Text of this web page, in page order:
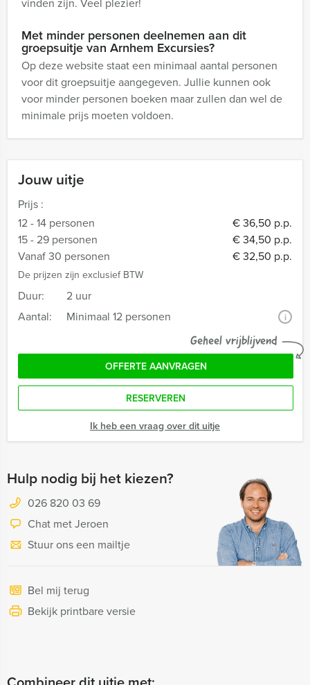
Jouw uitje
Prijs :
12 - 14 personen
€ 36,50 p.p.
15 - 29 personen
€ 34,50 p.p.
Vanaf 30 personen
€ 32,50 p.p.
De prijzen zijn exclusief BTW
Duur:
2 uur
Aantal:
Minimaal 12 personen i
Geheel vrijblijvend
OFFERTE AANVRAGEN
RESERVEREN
Ik heb een vraag over dit uitje
Hulp nodig bij het kiezen?
026 820 03 69
Chat met Jeroen
Stuur ons een mailtje
Bel mij terug
Bekijk printbare versie
Met minder personen deelnemen aan dit
groepsuitje van Arnhem Excursies?
Op deze website staat een minimaal aantal personen
voor dit groepsuitje aangegeven. Jullie kunnen ook
voor minder personen boeken maar zullen dan wel de
minimale prijs moeten voldoen.